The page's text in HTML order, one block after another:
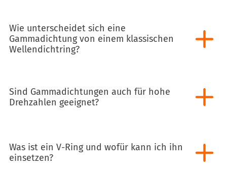
Wie unterscheidet sich eine
Gammadichtung von einem klassischen
Wellendichtring?
Sind Gammadichtungen auch für hohe
Drehzahlen geeignet?
Was ist ein V-Ring und wofür kann ich ihn
einsetzen?